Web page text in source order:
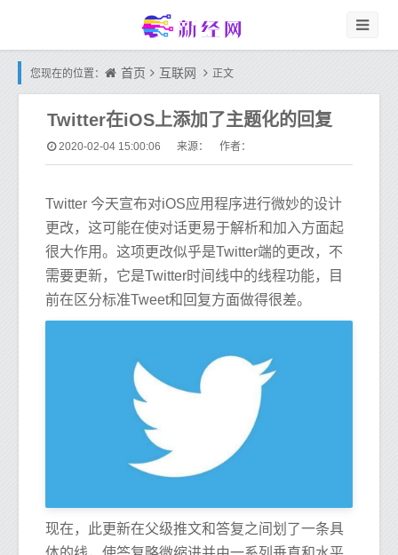
您现在的位置： 首页 互联网 正文
Twitter在iOS上添加了主题化的回复
2020-02-04 15:00:06 来源： 作者：
Twitter 今天宣布对iOS应用程序进行微妙的设计
更改，这可能在使对话更易于解析和加入方面起
很大作用。这项更改似乎是Twitter端的更改，不
需要更新，它是Twitter时间线中的线程功能，目
前在区分标准Tweet和回复方面做得很差。
现在，此更新在父级推文和答复之间划了一条具